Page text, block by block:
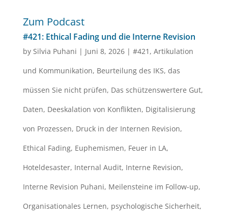
Zum Podcast
#421: Ethical Fading und die Interne Revision
by Silvia Puhani | Juni 8, 2026| #421 , Artikulation
und Kommunikation, Beurteilung des IKS, das
müssen Sie nicht prüfen, Das schützenswertere Gut,
Daten, Deeskalation von Konflikten, Digitalisierung
von Prozessen, Druck in der Internen Revision,
Ethical Fading, Euphemismen, Feuer in LA,
Hoteldesaster, Internal Audit, Interne Revision,
Interne Revision Puhani, Meilensteine im Follow-up,
Organisationales Lernen, psychologische Sicherheit,